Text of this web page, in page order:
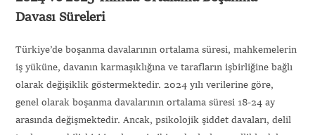
Davası Süreleri
Türkiye’de boşanma davalarının ortalama süresi, mahkemelerin
iş yüküne, davanın karmaşıklığına ve tarafların işbirliğine bağlı
olarak değişiklik göstermektedir. 2024 yılı verilerine göre,
genel olarak boşanma davalarının ortalama süresi 18-24 ay
arasında değişmektedir. Ancak, psikolojik şiddet davaları, delil